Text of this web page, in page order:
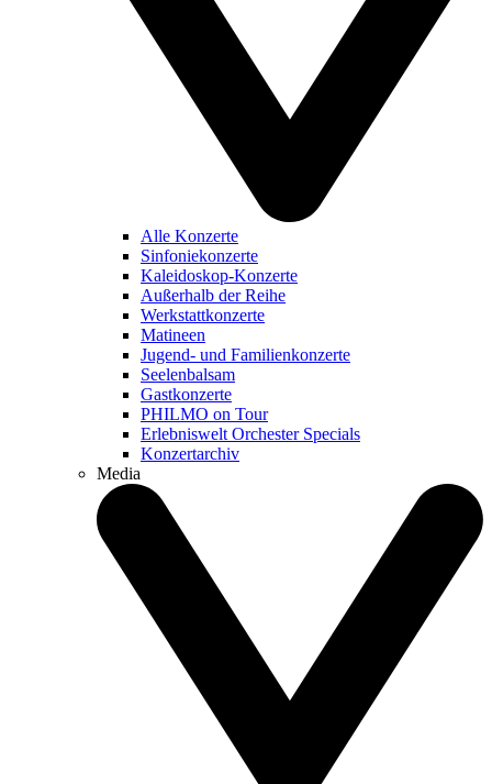
Alle Konzerte
Sinfoniekonzerte
Kaleidoskop-Konzerte
Außerhalb der Reihe
Werkstattkonzerte
Matineen
Jugend- und Familienkonzerte
Seelenbalsam
Gastkonzerte
PHILMO on Tour
Erlebniswelt Orchester Specials
Konzertarchiv
Media